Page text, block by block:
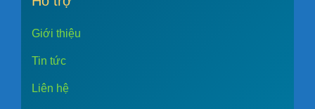
Giới thiệu
Tin tức
Liên hệ